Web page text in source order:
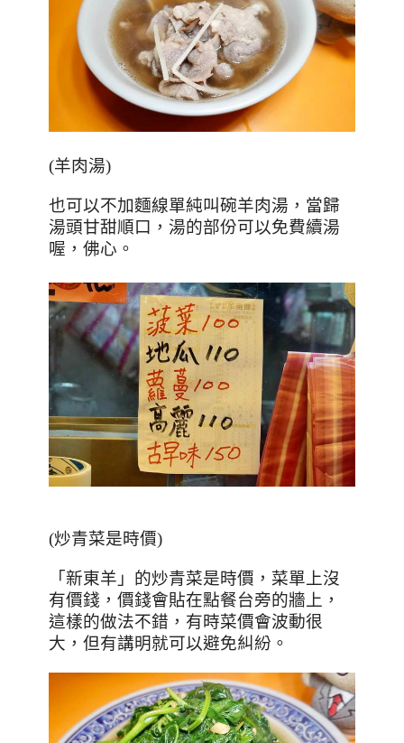
(羊肉湯)
也可以不加麵線單純叫碗羊肉湯，當歸
湯頭甘甜順口，湯的部份可以免費續湯
喔，佛心。
(炒青菜是時價)
「新東羊」的炒青菜是時價，菜單上沒
有價錢，價錢會貼在點餐台旁的牆上，
這樣的做法不錯，有時菜價會波動很
大，但有講明就可以避免糾紛。